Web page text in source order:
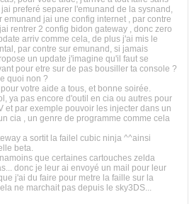
preferé separer l'emunand de la sysnand,
emunand jai une config internet , par contre
rentrer 2 config bidon gateway , donc zero
arriv comme cela, de plus j'ai mis le
par contre sur emunand, si jamais
un update j'imagine qu'il faut se
pour etre sur de pas bousiller ta console ?
quoi non ?
votre aide a tous, et bonne soirée.
ya pas encore d'outil en cia ou autres pour
et par exemple pouvoir les injecter dans un
cia , un genre de programme comme cela
a sortit la failel cubic ninja ^^ainsi
beta.
que certaines cartouches zelda
donc je leur ai envoyé un mail pour leur
j'ai du faire pour metre la faille sur la
ne marchait pas depuis le sky3DS...